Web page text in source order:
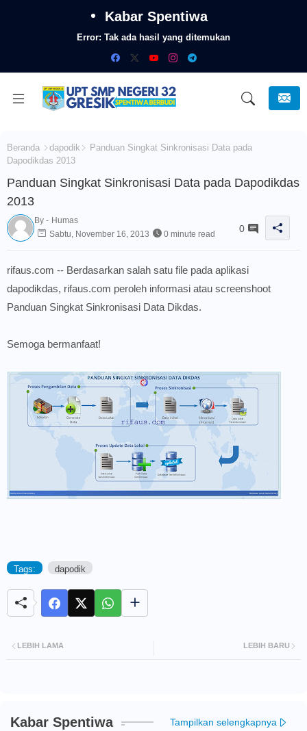
Kabar Spentiwa
Error: Tak ada hasil yang ditemukan
Beranda dapodik
Panduan Singkat Sinkronisasi Data pada
Dapodikdas 2013
Panduan Singkat Sinkronisasi Data pada Dapodikdas
2013
By - Humas
Sabtu, November 16, 2013
0 minute read 0
rifaus.com -- Berdasarkan salah satu file pada aplikasi
dapodikdas, rifaus.com peroleh informasi atau screenshoot
Panduan Singkat Sinkronisasi Data Dikdas.
Semoga bermanfaat!
Tags: dapodik
LEBIH BARU
LEBIH LAMA
Kabar Spentiwa Tampilkan selengkapnya